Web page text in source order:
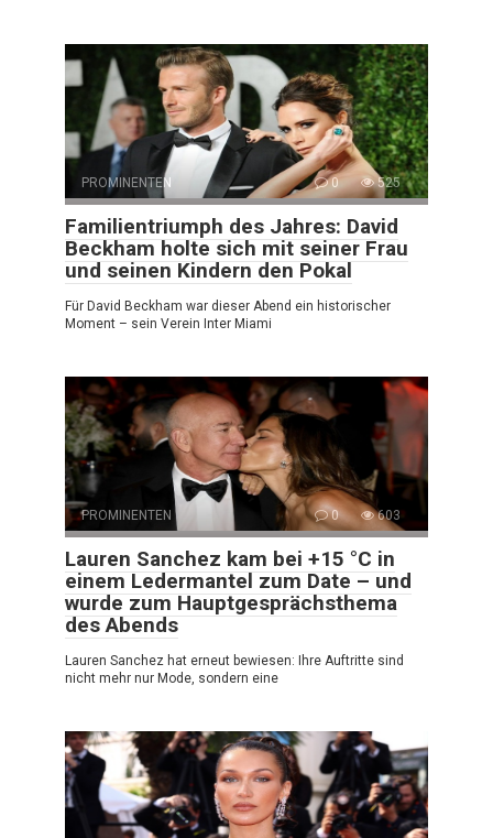
PROMINENTEN 0 525
Familientriumph des Jahres: David
Beckham holte sich mit seiner Frau
und seinen Kindern den Pokal
Für David Beckham war dieser Abend ein historischer
Moment – sein Verein Inter Miami
PROMINENTEN 0 603
Lauren Sanchez kam bei +15 °C in
einem Ledermantel zum Date – und
wurde zum Hauptgesprächsthema
des Abends
Lauren Sanchez hat erneut bewiesen: Ihre Auftritte sind
nicht mehr nur Mode, sondern eine